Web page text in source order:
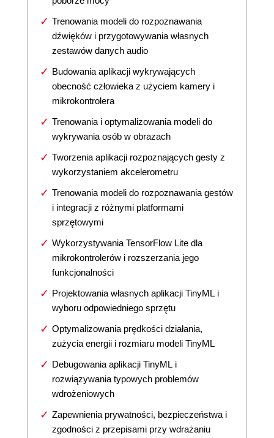
Trenowania modeli do rozpoznawania
dźwięków i przygotowywania własnych
zestawów danych audio
Budowania aplikacji wykrywających
obecność człowieka z użyciem kamery i
mikrokontrolera
Trenowania i optymalizowania modeli do
wykrywania osób w obrazach
Tworzenia aplikacji rozpoznających gesty z
wykorzystaniem akcelerometru
Trenowania modeli do rozpoznawania gestów
i integracji z różnymi platformami
sprzętowymi
Wykorzystywania TensorFlow Lite dla
mikrokontrolerów i rozszerzania jego
funkcjonalności
Projektowania własnych aplikacji TinyML i
wyboru odpowiedniego sprzętu
Optymalizowania prędkości działania,
zużycia energii i rozmiaru modeli TinyML
Debugowania aplikacji TinyML i
rozwiązywania typowych problemów
wdrożeniowych
Zapewnienia prywatności, bezpieczeństwa i
zgodności z przepisami przy wdrażaniu